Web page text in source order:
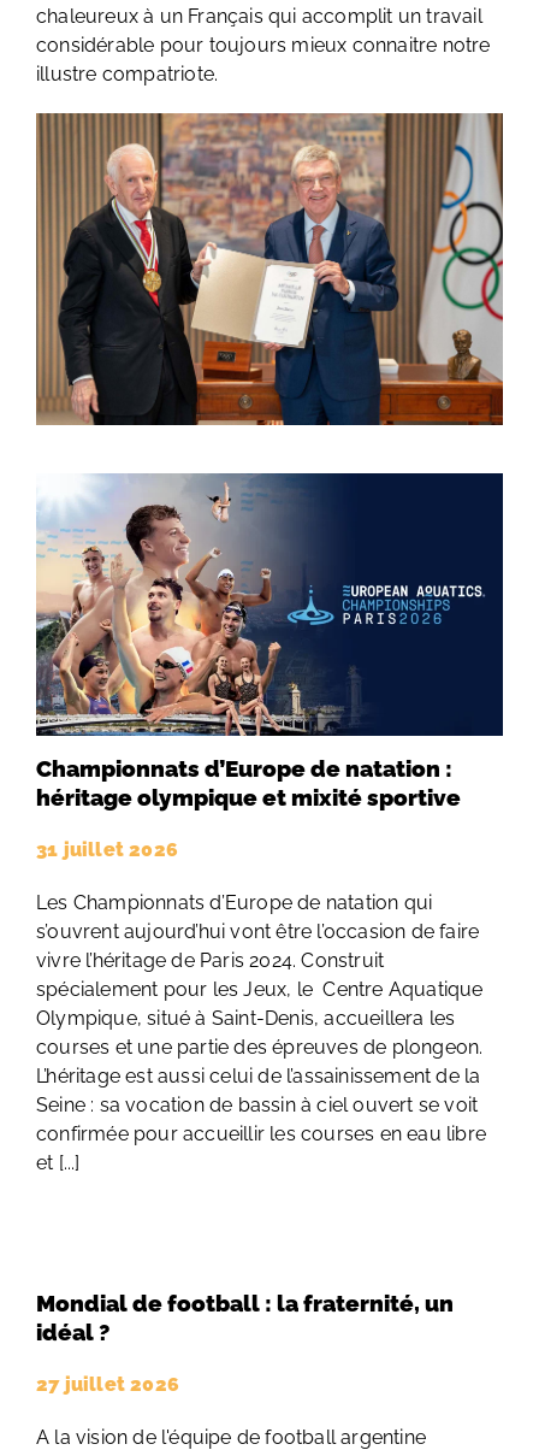
chaleureux à un Français qui accomplit un travail
considérable pour toujours mieux connaitre notre
illustre compatriote.
Championnats d’Europe de natation :
héritage olympique et mixité sportive
31 juillet 2026
Les Championnats d’Europe de natation qui
s’ouvrent aujourd’hui vont être l’occasion de faire
vivre l’héritage de Paris 2024. Construit
spécialement pour les Jeux, le Centre Aquatique
Olympique, situé à Saint-Denis, accueillera les
courses et une partie des épreuves de plongeon.
L’héritage est aussi celui de l’assainissement de la
Seine : sa vocation de bassin à ciel ouvert se voit
confirmée pour accueillir les courses en eau libre
et [...]
Mondial de football : la fraternité, un
idéal ?
27 juillet 2026
A la vision de l'équipe de football argentine